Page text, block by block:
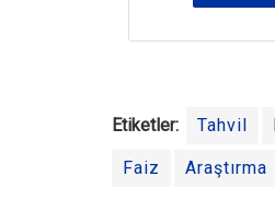
Etiketler: Tahvil
Faiz Araştırma